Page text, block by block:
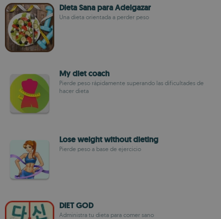
Dieta Sana para Adelgazar
Una dieta orientada a perder peso
My diet coach
Pierde peso rápidamente superando las dificultades de
hacer dieta
Lose weight without dieting
Pierde peso a base de ejercicio
DIET GOD
Administra tu dieta para comer sano